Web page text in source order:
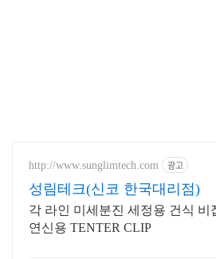
http://www.sunglimtech.com 광고
성림테크(신코 한국대리점)
각 라인 미세분진 세정용 건식 비
연신용 TENTER CLIP